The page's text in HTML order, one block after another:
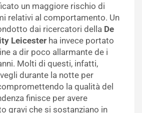
un maggiore rischio di
relativi al comportamento. Un
dai ricercatori della De
Leicester ha invece portato
a dir poco allarmante de i
Molti di questi, infatti,
durante la notte per
la qualità del
finisce per avere
gravi che si sostanziano in